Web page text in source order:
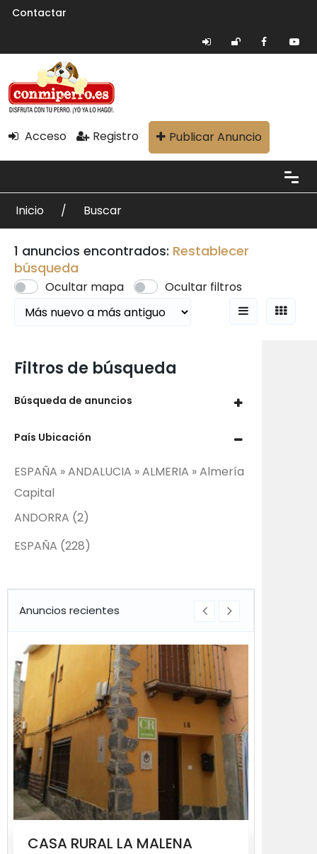
Contactar
Acceso Registro Publicar Anuncio
Inicio Buscar
1 anuncios encontrados: Restablecer
búsqueda
Ocultar mapa Ocultar filtros
Filtros de búsqueda
Búsqueda de anuncios
País Ubicación
ESPAÑA » ANDALUCIA » ALMERIA » Almería
Capital
ANDORRA (2)
ESPAÑA (228)
Anuncios recientes
CASA RURAL LA MALENA